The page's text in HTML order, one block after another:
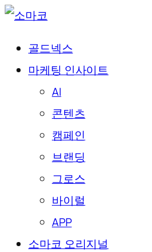
골드넥스
마케팅 인사이트
AI
콘텐츠
캠페인
브랜딩
그로스
바이럴
APP
소마코 오리지널